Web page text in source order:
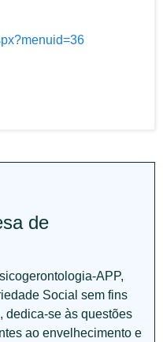
de
APP,
Social sem fins
dedica-se às questões
ao envelhecimento e